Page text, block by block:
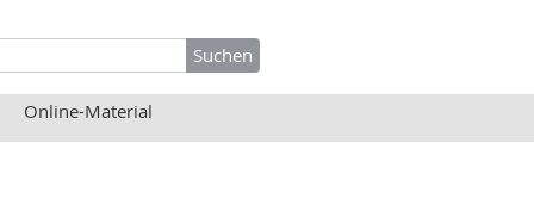
Online-Material